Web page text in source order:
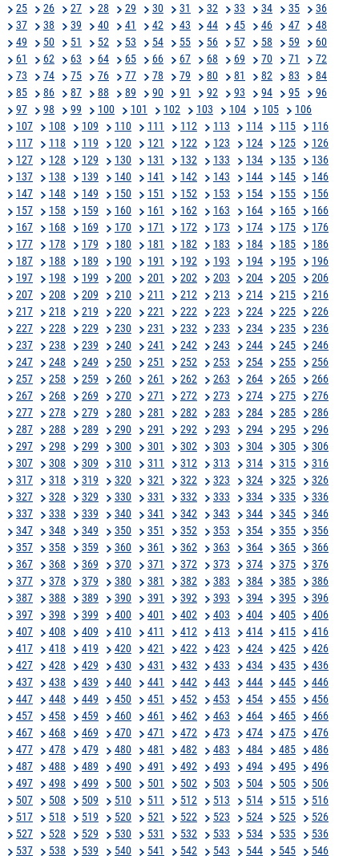
25
26 27 28 29 30 31 32 33 34 35
36
37
38 39 40 41 42 43 44 45 46 47
48
49
50 51 52 53 54 55 56 57 58 59
60
61
62 63 64 65 66 67 68 69 70 71
72
73
74 75 76 77 78 79 80 81 82 83
84
85
86 87 88 89 90 91 92 93 94 95
96
97
98 99 100 101 102 103 104 105
106
107
108 109 110 111 112 113 114 115
116
117
118 119 120 121 122 123 124 125
126
127
128 129 130 131 132 133 134 135
136
137
138 139 140 141 142 143 144 145
146
147
148 149 150 151 152 153 154 155
156
157
158 159 160 161 162 163 164 165
166
167
168 169 170 171 172 173 174 175
176
177
178 179 180 181 182 183 184 185
186
187
188 189 190 191 192 193 194 195
196
197
198 199 200 201 202 203 204 205
206
207
208 209 210 211 212 213 214 215
216
217
218 219 220 221 222 223 224 225
226
227
228 229 230 231 232 233 234 235
236
237
238 239 240 241 242 243 244 245
246
247
248 249 250 251 252 253 254 255
256
257
258 259 260 261 262 263 264 265
266
267
268 269 270 271 272 273 274 275
276
277
278 279 280 281 282 283 284 285
286
287
288 289 290 291 292 293 294 295
296
297
298 299 300 301 302 303 304 305
306
307
308 309 310 311 312 313 314 315
316
317
318 319 320 321 322 323 324 325
326
327
328 329 330 331 332 333 334 335
336
337
338 339 340 341 342 343 344 345
346
347
348 349 350 351 352 353 354 355
356
357
358 359 360 361 362 363 364 365
366
367
368 369 370 371 372 373 374 375
376
377
378 379 380 381 382 383 384 385
386
387
388 389 390 391 392 393 394 395
396
397
398 399 400 401 402 403 404 405
406
407
408 409 410 411 412 413 414 415
416
417
418 419 420 421 422 423 424 425
426
427
428 429 430 431 432 433 434 435
436
437
438 439 440 441 442 443 444 445
446
447
448 449 450 451 452 453 454 455
456
457
458 459 460 461 462 463 464 465
466
467
468 469 470 471 472 473 474 475
476
477
478 479 480 481 482 483 484 485
486
487
488 489 490 491 492 493 494 495
496
497
498 499 500 501 502 503 504 505
506
507
508 509 510 511 512 513 514 515
516
517
518 519 520 521 522 523 524 525
526
527
528 529 530 531 532 533 534 535
536
537
538 539 540 541 542 543 544 545 546